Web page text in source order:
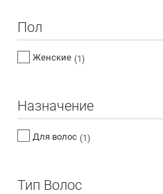
Пол
Женские (1)
Назначение
Для волос (1)
Тип Волос